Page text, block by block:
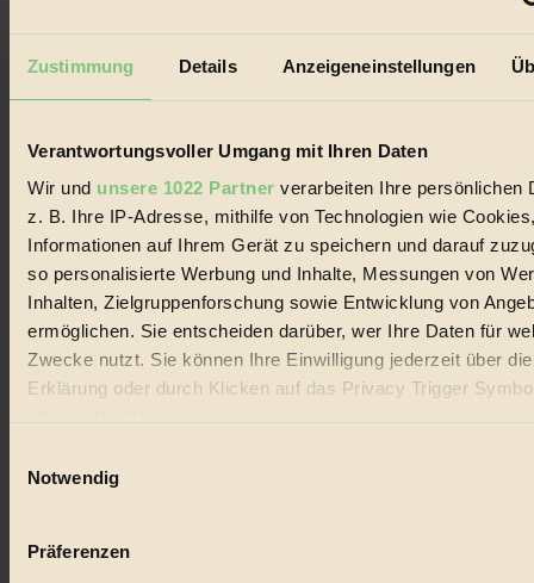
Zustimmung Details Anzeigeneinstellungen
Verantwortungsvoller Umgang mit Ihren Daten
Wir und unsere 1022 Partner verarbeiten Ihre persönlichen
z. B. Ihre IP-Adresse, mithilfe von Technologien wie
Informationen auf Ihrem Gerät zu speichern und darauf
so personalisierte Werbung und Inhalte, Messungen von
Inhalten, Zielgruppenforschung sowie Entwicklung von
ermöglichen. Sie entscheiden darüber, wer Ihre Daten für
Zwecke nutzt. Sie können Ihre Einwilligung jederzeit über
Erklärung oder durch Klicken auf das Privacy Trigger
Wenn Sie es erlauben, würden wir auch gerne:
Ihr Gerät durch aktives Scannen nach bestimmten
Notwendig
Präferenzen
Datenschutz
Handels mit Bioprodukten, des Fair-Trade sowie der Branche
alternativer Energien.
Social Media
22.601 Fans auf Facebook
Folge uns auf Instagram
Themen
Bio
#
Vegan